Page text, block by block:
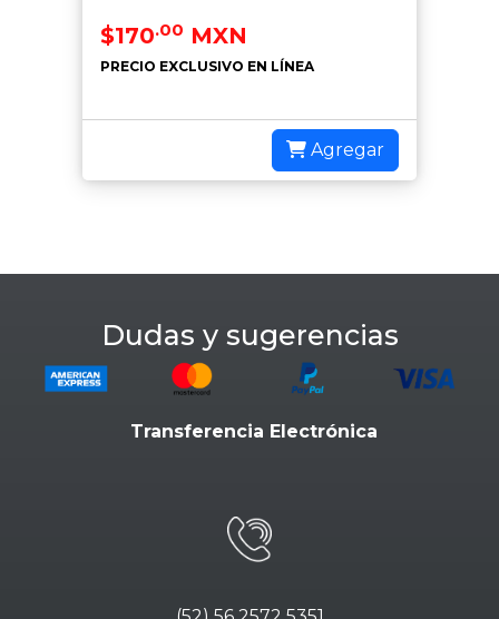
$170.00 MXN
PRECIO EXCLUSIVO EN LÍNEA
Agregar
Dudas y sugerencias
Transferencia Electrónica